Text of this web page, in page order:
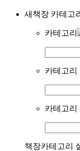
새책장 카테고
카테고리
카테고리
카테고리
책장카테고리